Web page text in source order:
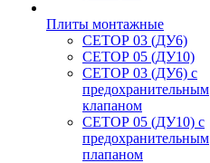
Плиты монтажные
CЕТОР 03 (ДУ6)
CЕТОР 05 (ДУ10)
CЕТОР 03 (ДУ6) с
предохранительным
клапаном
CЕТОР 05 (ДУ10) с
предохранительным
плапаном